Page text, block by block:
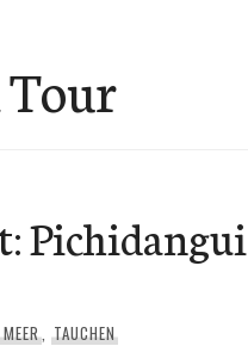
Tour
Pichidangui
, TAUCHEN